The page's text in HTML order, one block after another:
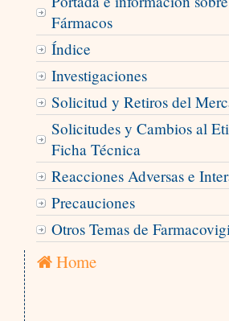
Fármacos
Índice
Investigaciones
Solicitud y Retiros del
Solicitudes y Cambios al
Ficha Técnica
Reacciones Adversas e
Precauciones
Otros Temas de
Home